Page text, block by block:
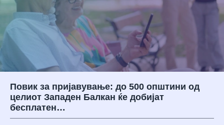
Повик за пријавување: до 500 општини од
целиот Западен Балкан ќе добијат
бесплатен…